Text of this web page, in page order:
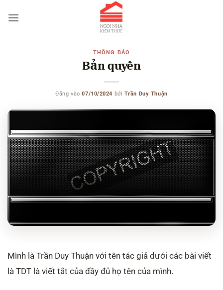
qua
THÔNG BÁO
Bản quyền
Đăng vào07/10/2024 bởi Trần Duy Thuận
Mình là Trần Duy Thuận với tên tác giả dưới các bài viết
là TDT là viết tắt của đầy đủ họ tên của mình.